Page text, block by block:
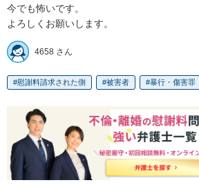
今でも怖いです。
よろしくお願いします。
4658 さん
慰謝料請求された側 被害者 暴行・傷害罪